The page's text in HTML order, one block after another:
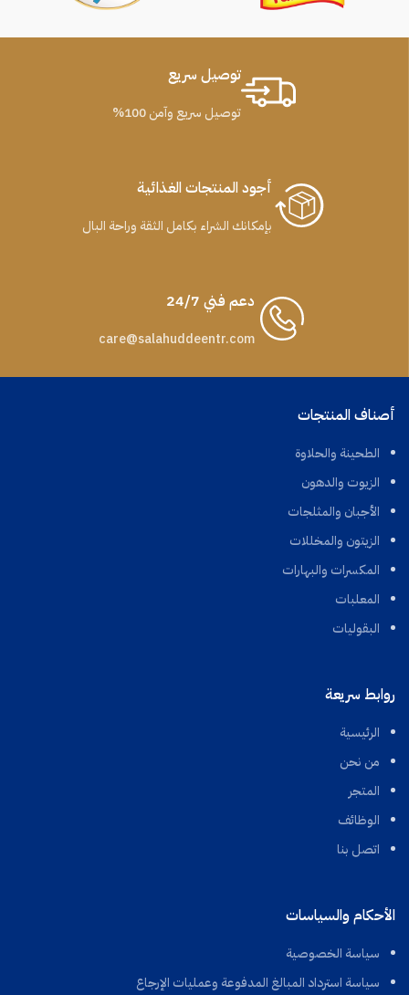
توصيل سريع
توصيل سريع وآمن 100%
أجود المنتجات الغذائية
بإمكانك الشراء بكامل الثقة وراحة البال
دعم فني 24/7
care@salahuddeentr.com
أصناف المنتجات
الطحينة والحلاوة
الزيوت والدهون
الأجبان والمثلجات
الزيتون والمخللات
المكسرات والبهارات
المعلبات
البقوليات
روابط سريعة
الرئيسية
من نحن
المتجر
الوظائف
اتصل بنا
الأحكام والسياسات
سياسة الخصوصية
سياسة استرداد المبالغ المدفوعة وعمليات الإرجاع